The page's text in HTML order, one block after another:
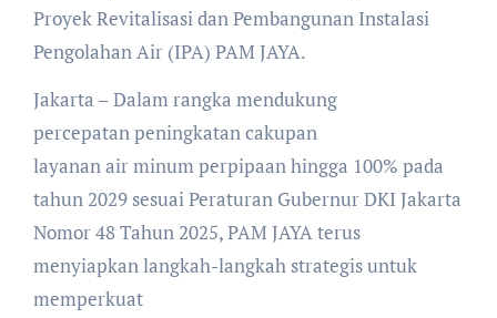
Proyek Revitalisasi dan Pembangunan Instalasi
Pengolahan Air (IPA) PAM JAYA.
Jakarta – Dalam rangka mendukung
percepatan peningkatan cakupan
layanan air minum perpipaan hingga 100% pada
tahun 2029 sesuai Peraturan Gubernur DKI Jakarta
Nomor 48 Tahun 2025, PAM JAYA terus
menyiapkan langkah-langkah strategis untuk
memperkuat